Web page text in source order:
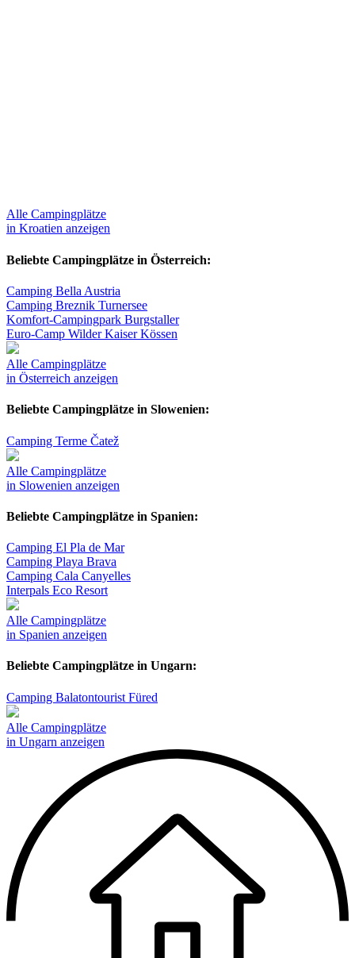
Alle Campingplätze
in Kroatien anzeigen
Beliebte Campingplätze in Österreich:
Camping Bella Austria
Camping Breznik Turnersee
Komfort-Campingpark Burgstaller
Euro-Camp Wilder Kaiser Kössen
Alle Campingplätze
in Österreich anzeigen
Beliebte Campingplätze in Slowenien:
Camping Terme Čatež
Alle Campingplätze
in Slowenien anzeigen
Beliebte Campingplätze in Spanien:
Camping El Pla de Mar
Camping Playa Brava
Camping Cala Canyelles
Interpals Eco Resort
Alle Campingplätze
in Spanien anzeigen
Beliebte Campingplätze in Ungarn:
Camping Balatontourist Füred
Alle Campingplätze
in Ungarn anzeigen